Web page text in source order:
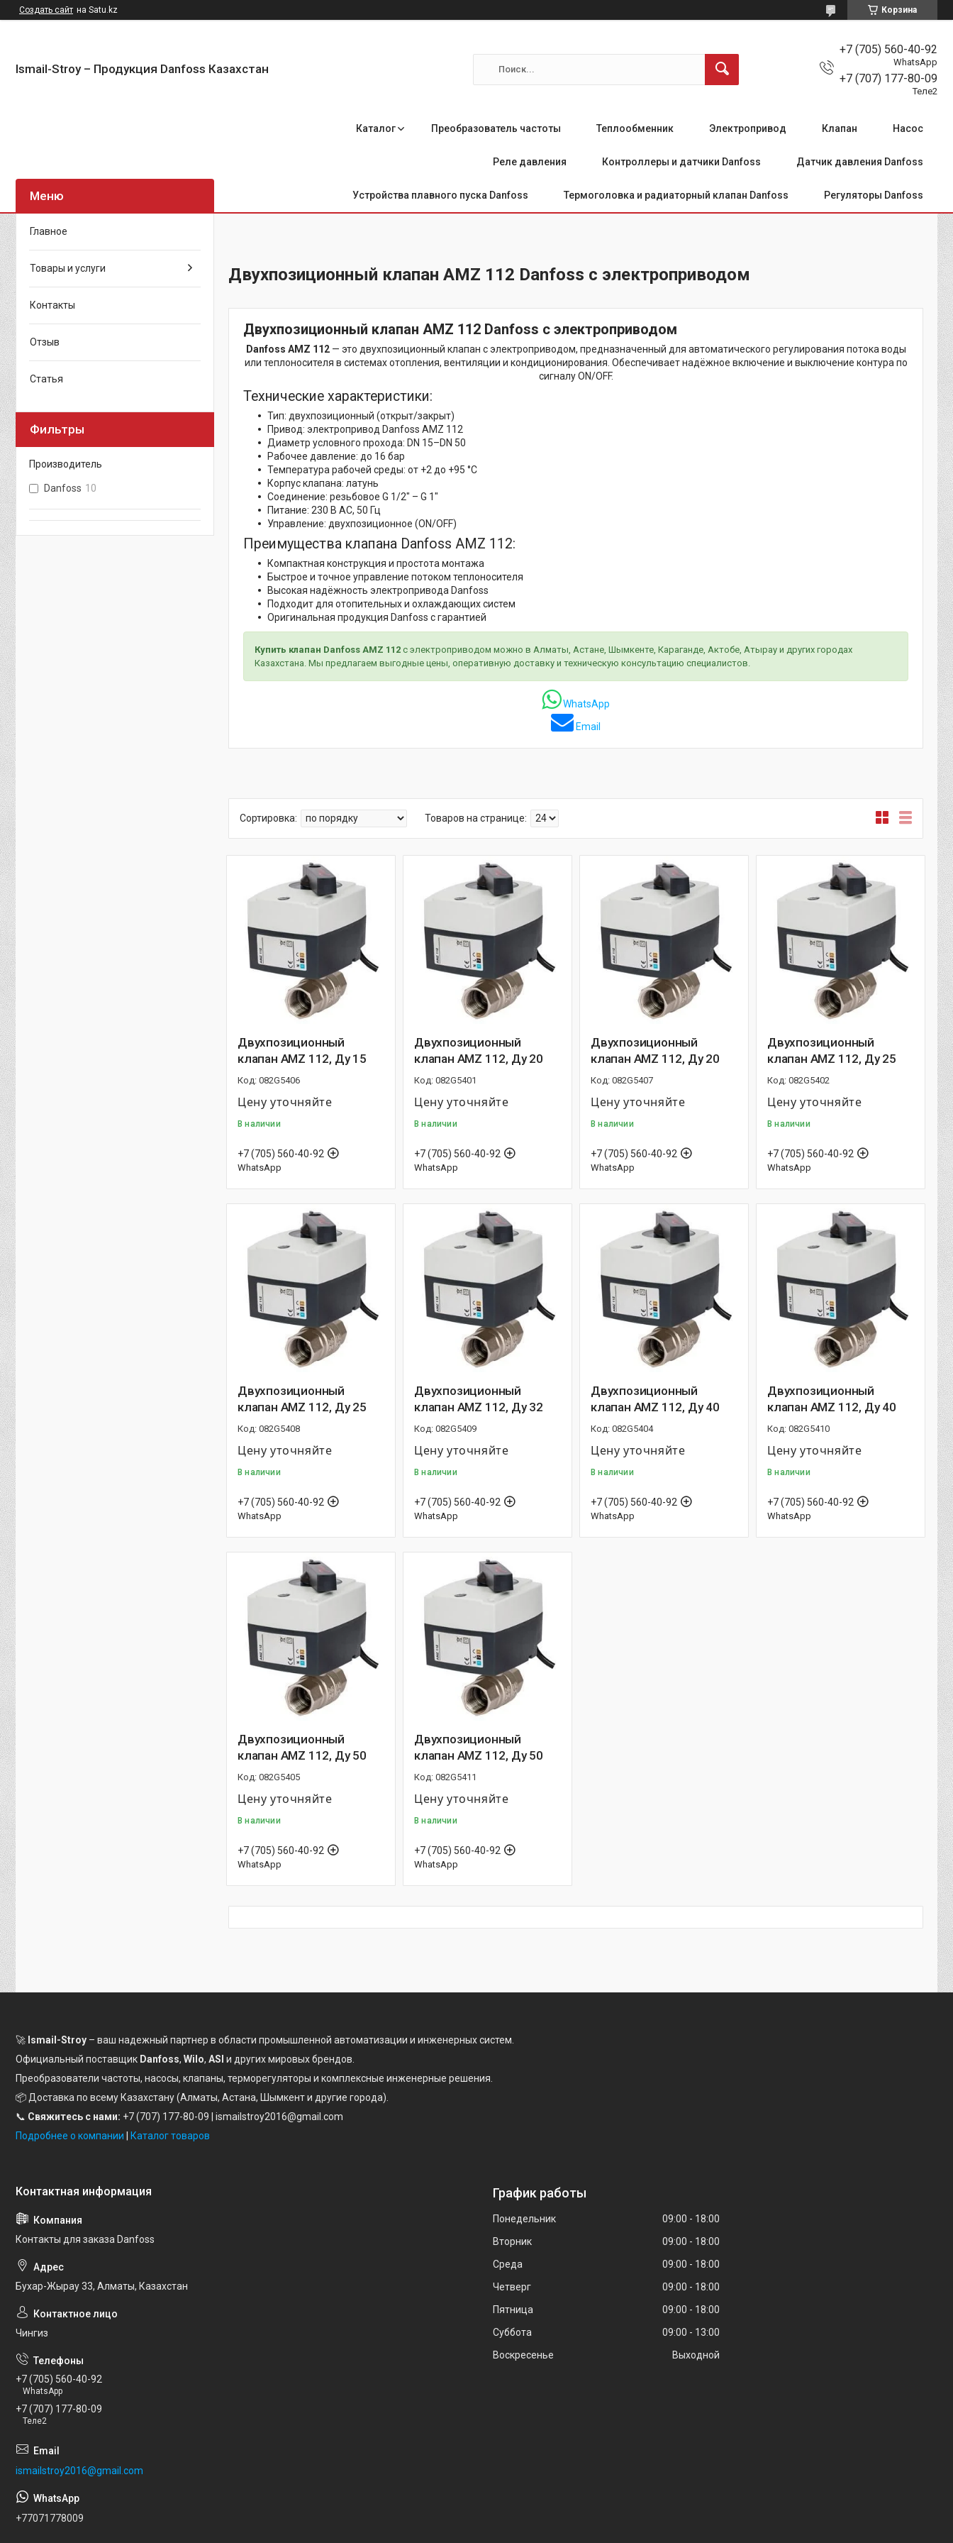
Создать сайт на Satu.kz Корзина
Ismail-Stroy – Продукция Danfoss Казахстан
+7 (705) 560-40-92
WhatsApp
+7 (707) 177-80-09
Теле2
Каталог Преобразователь частоты Теплообменник Электропривод Клапан Насос
Реле давления Контроллеры и датчики Danfoss Датчик давления Danfoss
Устройства плавного пуска Danfoss Термоголовка и радиаторный клапан Danfoss Регуляторы Danfoss
Двухпозиционный клапан AMZ 112 Danfoss с электроприводом
Двухпозиционный клапан AMZ 112 Danfoss с электроприводом
Danfoss AMZ 112— это двухпозиционный клапан с электроприводом, предназначенный для автоматического регулирования потока воды
или теплоносителя в системах отопления, вентиляции и кондиционирования. Обеспечивает надёжное включение и выключение контура по
сигналу ON/OFF.
Технические характеристики:
Тип: двухпозиционный (открыт/закрыт)
Привод: электропривод Danfoss AMZ 112
Диаметр условного прохода: DN 15–DN 50
Рабочее давление: до 16 бар
Температура рабочей среды: от +2 до +95 °C
Корпус клапана: латунь
Соединение: резьбовое G 1/2" – G 1"
Питание: 230 В AC, 50 Гц
Управление: двухпозиционное (ON/OFF)
Преимущества клапана Danfoss AMZ 112:
Компактная конструкция и простота монтажа
Быстрое и точное управление потоком теплоносителя
Высокая надёжность электропривода Danfoss
Подходит для отопительных и охлаждающих систем
Оригинальная продукция Danfoss с гарантией
Купить клапан Danfoss AMZ 112 с электроприводом можно в Алматы, Астане, Шымкенте, Караганде, Актобе, Атырау и других городах
Казахстана. Мы предлагаем выгодные цены, оперативную доставку и техническую консультацию специалистов.
WhatsApp
Email
Двухпозиционный
клапан AMZ 112, Ду 15
082G5406
Цену уточняйте
В наличии
+7 (705) 560-40-92
WhatsApp
Двухпозиционный
клапан AMZ 112, Ду 20
082G5401
Цену уточняйте
В наличии
+7 (705) 560-40-92
WhatsApp
Двухпозиционный
клапан AMZ 112, Ду 20
082G5407
Цену уточняйте
В наличии
+7 (705) 560-40-92
WhatsApp
Двухпозиционный
клапан AMZ 112, Ду 25
082G5402
Цену уточняйте
В наличии
+7 (705) 560-40-92
WhatsApp
Двухпозиционный
клапан AMZ 112, Ду 25
082G5408
Цену уточняйте
В наличии
+7 (705) 560-40-92
WhatsApp
Двухпозиционный
клапан AMZ 112, Ду 32
082G5409
Цену уточняйте
В наличии
+7 (705) 560-40-92
WhatsApp
Двухпозиционный
клапан AMZ 112, Ду 40
082G5404
Цену уточняйте
В наличии
+7 (705) 560-40-92
WhatsApp
Двухпозиционный
клапан AMZ 112, Ду 40
082G5410
Цену уточняйте
В наличии
+7 (705) 560-40-92
WhatsApp
Двухпозиционный
клапан AMZ 112, Ду 50
082G5405
Цену уточняйте
В наличии
+7 (705) 560-40-92
WhatsApp
Двухпозиционный
клапан AMZ 112, Ду 50
082G5411
Цену уточняйте
В наличии
+7 (705) 560-40-92
WhatsApp
Главное
Товары и услуги
Контакты
Отзыв
Статья
Фильтры
Производитель
Danfoss 10
🚀 Ismail-Stroy – ваш надежный партнер в области промышленной автоматизации и инженерных систем.
Официальный поставщик Danfoss, Wilo, ASI и других мировых брендов.
Преобразователи частоты, насосы, клапаны, терморегуляторы и комплексные инженерные решения.
📦 Доставка по всему Казахстану (Алматы, Астана, Шымкент и другие города).
📞 Свяжитесь с нами: +7 (707) 177-80-09 | ismailstroy2016@gmail.com
Подробнее о компании | Каталог товаров
Контакты для заказа Danfoss
Бухар-Жырау 33, Алматы, Казахстан
Чингиз
+7 (705) 560-40-92
WhatsApp
+7 (707) 177-80-09
Теле2
ismailstroy2016@gmail.com
+77071778009
График работы
Понедельник 09:00
18:00
Вторник
09:00
18:00
Среда
09:00
18:00
Четверг
09:00
18:00
Пятница
09:00
18:00
Суббота
09:00
13:00
Воскресенье
Выходной